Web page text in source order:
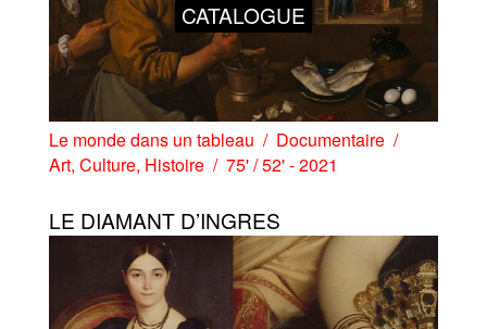
CATALOGUE
Le monde dans un tableau
Documentaire
Art, Culture, Histoire 75' / 52' - 2021
LE DIAMANT D’INGRES